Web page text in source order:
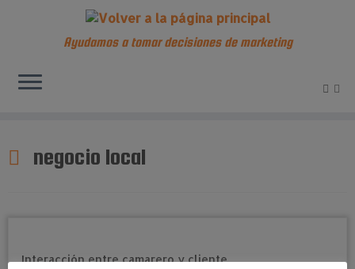
contenido
Ayudamos a tomar decisiones de marketing
negocio local